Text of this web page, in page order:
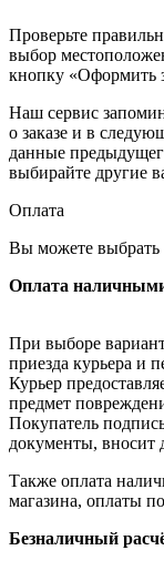
Проверьте
выбор
кнопку «Оформить
Наш сервис
о заказе и в
данные
выбирайте другие
Оплата
Вы можете выбрать
Оплата
При выборе
приезда курьера и
Курьер
предмет
Покупатель
документы, вносит
Также оплата
магазина, оплаты
Безналичный